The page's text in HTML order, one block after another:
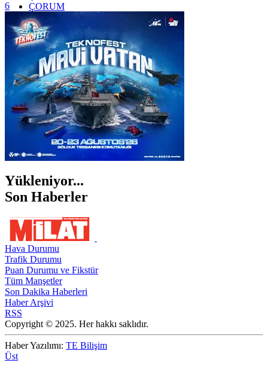
ÇORUM
İSTANBUL
İZMİR
ŞANLIURFA
ŞIRNAK
6
Yükleniyor...
Son Haberler
Hava Durumu
Trafik Durumu
Puan Durumu ve Fikstür
Tüm Manşetler
Son Dakika Haberleri
Haber Arşivi
RSS
Copyright © 2025. Her hakkı saklıdır.
Haber Yazılımı: TE Bilişim
Üst